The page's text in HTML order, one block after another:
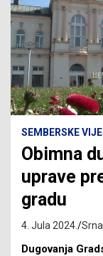
SEMBERSKE
Obimna
uprave
gradu
4. Jula 2024. Srna
Dugovanja